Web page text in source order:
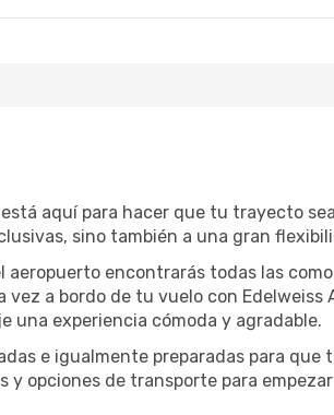
aquí para hacer que tu trayecto
sino también a una gran
encontrarás todas las
a bordo de tu vuelo con
una experiencia cómoda y agradable.
e igualmente preparadas para que
opciones de transporte para